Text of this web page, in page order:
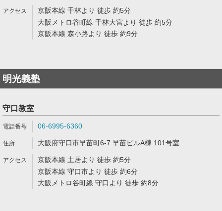
京阪本線 千林より 徒歩 約5分
大阪メトロ谷町線 千林大宮より 徒歩 約5分
京阪本線 森小路より 徒歩 約9分
明光義塾
守口教室
06-6995-6360
大阪府守口市早苗町6-7 早苗ビルA棟 101号室
京阪本線 土居より 徒歩 約5分
京阪本線 守口市より 徒歩 約6分
大阪メトロ谷町線 守口より 徒歩 約8分